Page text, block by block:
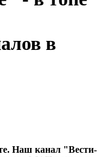
в
Наш канал "Вести-